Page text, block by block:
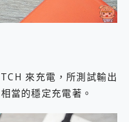
來充電，所測試輸出
當的穩定充電著。